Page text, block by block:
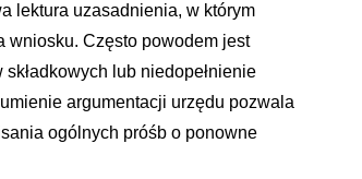
lektura uzasadnienia, w którym
wniosku. Często powodem jest
lub niedopełnienie
argumentacji urzędu pozwala
ogólnych próśb o ponowne